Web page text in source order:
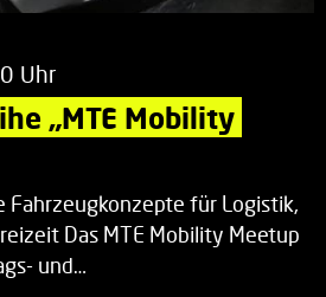
Uhr
„MTE Mobility
Fahrzeugkonzepte für Logistik,
Das MTE Mobility Meetup
und…